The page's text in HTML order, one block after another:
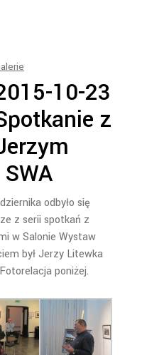
10-23
z
odbyło się
z serii spotkań z
w Salonie Wystaw
był Jerzy Litewka
poniżej.